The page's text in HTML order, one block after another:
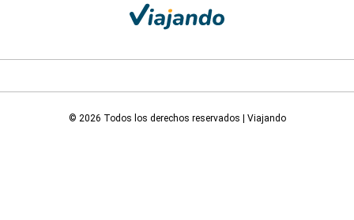
© 2026 Todos los derechos reservados | Viajando